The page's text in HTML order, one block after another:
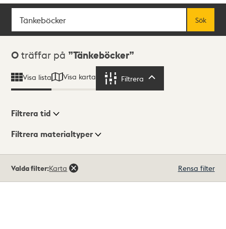
Sök
Sök
Sökresultat
0 träffar på Tänkeböcker
Visa lista Visa karta Filtrera
Visningsläge
Filtrera tid
Filtrera materialtyper
träffar
Valda filter:Karta Rensa filter